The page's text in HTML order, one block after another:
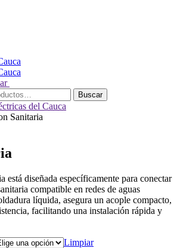
Buscar
Sanitaria
está diseñada específicamente para conectar
compatible en redes de aguas
líquida, asegura un acople compacto,
facilitando una instalación rápida y
Limpiar